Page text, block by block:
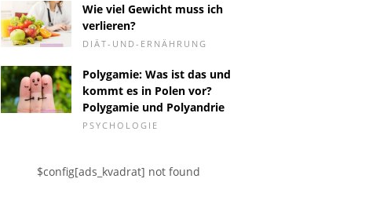
Habe ein Herz für das
Herz. Wie pflege ich dein
Herz?
Ich bitte um Hilfe und
Rat zur Schwangerschaft
Wie viel Gewicht muss ich
verlieren?
DIÄT-UND-ERNÄHRUNG
Polygamie: Was ist das und
kommt es in Polen vor?
Polygamie und Polyandrie
PSYCHOLOGIE
$config[ads_kvadrat] not found